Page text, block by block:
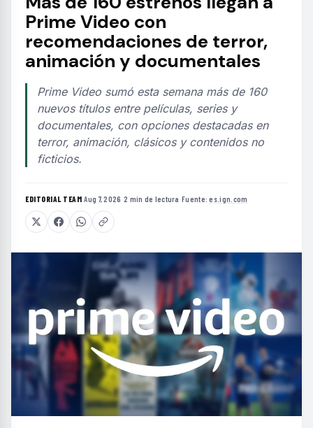
Prime Video con
recomendaciones de terror,
animación y documentales
Prime Video sumó esta semana más de 160
nuevos títulos entre películas, series y
documentales, con opciones destacadas en
terror, animación, clásicos y contenidos no
ficticios.
EDITORIAL TEAM·Aug 7, 2026 ·2 min de lectura ·Fuente:es.ign.com